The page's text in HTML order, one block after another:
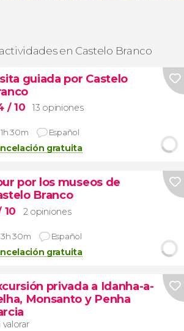
en Castelo Branco
guiada por Castelo
/ 10 13 opiniones
1h 30m Español
gratuita
por los museos de
Branco
10 2 opiniones
3h 30m Español
gratuita
privada a Idanha-a-
Monsanto y Penha
valorar